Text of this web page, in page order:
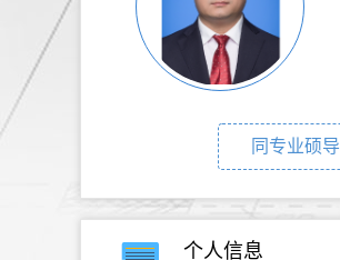
同专业硕导
个人信息